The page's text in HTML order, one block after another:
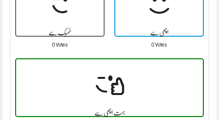
ٹھیک ہے
0 Votes
اچھی ہے
0 Votes
بہت اچھی ہے